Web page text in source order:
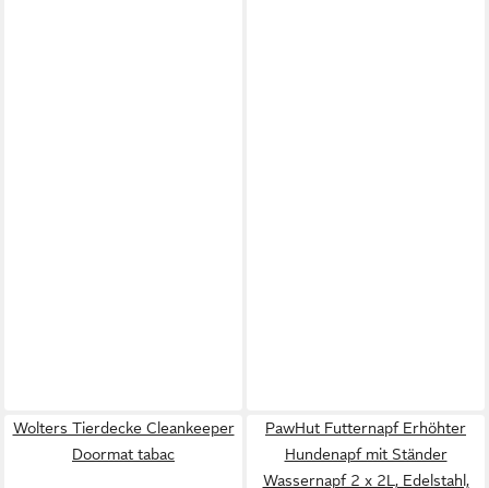
Wolters Tierdecke Cleankeeper
Doormat tabac
PawHut Futternapf Erhöhter
Hundenapf mit Ständer
Wassernapf 2 x 2L, Edelstahl,